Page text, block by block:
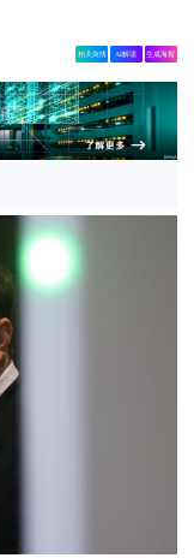
相关舆情 AI解读 生成海报